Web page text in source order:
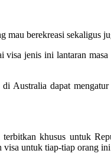
mau berekreasi
jenis ini lantaran
Australia dapat
khusus untuk
untuk tiap-tiap orang